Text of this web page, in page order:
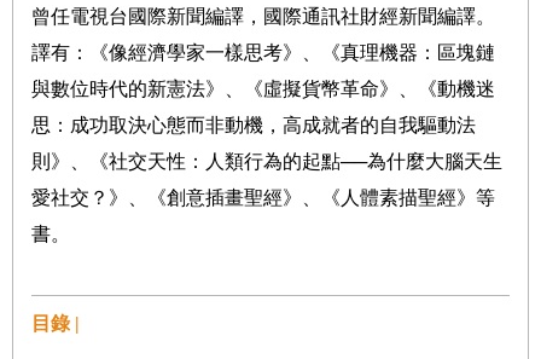
曾任電視台國際新聞編譯，國際通訊社財經新聞編譯。
譯有：《像經濟學家一樣思考》、《真理機器：區塊鏈
與數位時代的新憲法》、《虛擬貨幣革命》、《動機迷
思：成功取決心態而非動機，高成就者的自我驅動法
則》、《社交天性：人類行為的起點──為什麼大腦天生
愛社交？》、《創意插畫聖經》、《人體素描聖經》等
書。
目錄 |